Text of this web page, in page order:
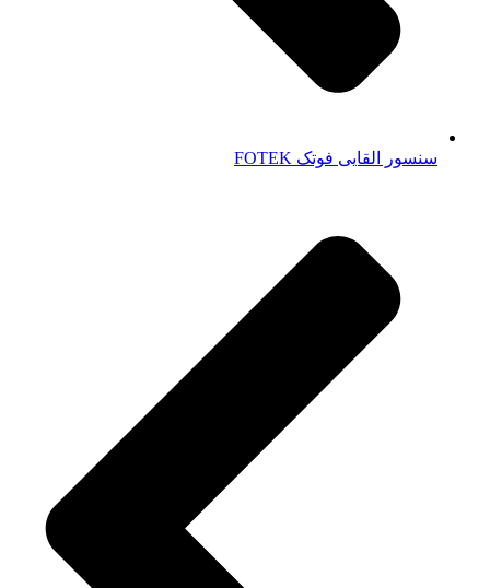
سنسور القایی فوتک FOTEK